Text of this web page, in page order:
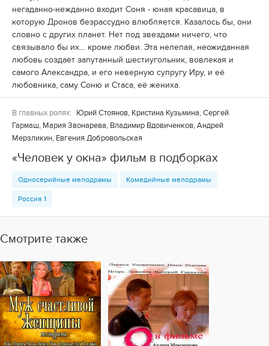
негаданно-нежданно входит Соня - юная красавица, в
которую Дронов безрассудно влюбляется. Казалось бы, они
словно с других планет. Нет под звездами ничего, что
связывало бы их… кроме любви. Эта нелепая, неожиданная
любовь создаёт запутанный шестиугольник, вовлекая и
самого Александра, и его неверную супругу Иру, и её
любовника, саму Соню и Стаса, её жениха.
В главных ролях:
Юрий Стоянов, Кристина Кузьмина, Сергей
Гармаш, Мария Звонарева, Владимир Вдовиченков, Андрей
Мерзликин, Евгения Добровольская
«Человек у окна» фильм в подборках
Односерийные мелодрамы Комедийные мелодрамы
Россия 1
Смотрите также